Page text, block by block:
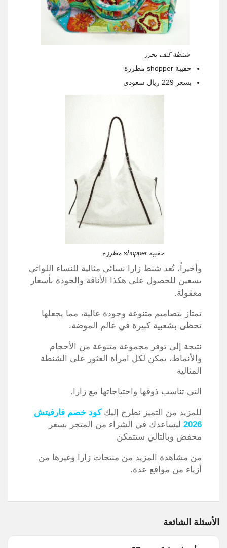
شنطة كتف بخرز
حقيبة shopper مطرزة
بسعر 229 ريال سعودي
حقيبة shopper مطرزة
وأخيراً، تُعد شنط زارا نسائي مثالية للنساء اللواتي
يسعين للحصول على هكذا الأناقة والجودة بأسعار
معقولة.
تمتاز بتصاميم متنوعة وجودة عالية، مما يجعلها
تحظى بشعبية كبيرة في عالم الموضة.
نتيجة إلى توفر مجموعة متنوعة من الأحجام
والأنماط، يمكن لكل امرأة العثور على الشنطة
المثالية
التي تناسب ذوقها واحتياجاتها مع زارا.
للمزيد من التميز نطرح إليككود خصم فارفيتش
2026 ليساعدك في الشراء من المتجر بسعر
مخفض وبالتالي ستتمكن
من مشاهدة المزيد من منتجات زارا وغيرها من
أزياء من مواقع عدة.
الأسئلة الشائعة